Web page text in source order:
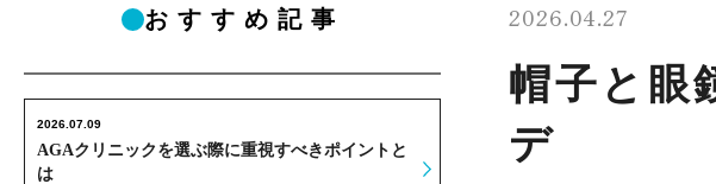
2026.04.27
帽子と眼
デ
おすすめ記事
AGAクリニックを選ぶ際に重視すべきポイントと
は
2026.07.09